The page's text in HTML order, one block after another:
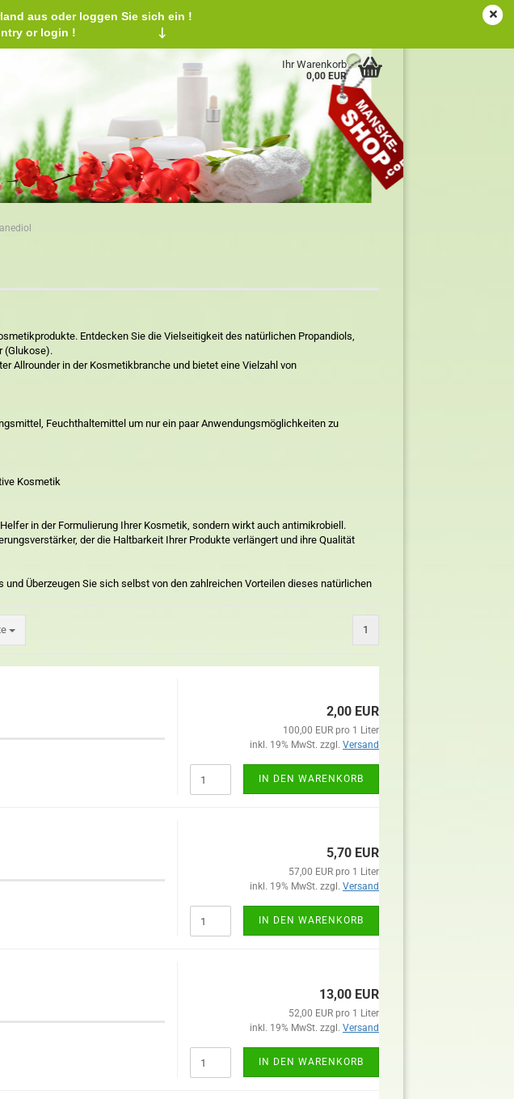
Ihr Warenkorb
0,00 EUR
aus oder loggen Sie sich ein !
country or login !
↓
Entdecken Sie die Vielseitigkeit des natürlichen Propandiols,
(Glukose).
Allrounder in der Kosmetikbranche und bietet eine Vielzahl von
Feuchthaltemittel um nur ein paar Anwendungsmöglichkeiten zu
Kosmetik
in der Formulierung Ihrer Kosmetik, sondern wirkt auch antimikrobiell.
der die Haltbarkeit Ihrer Produkte verlängert und ihre Qualität
Überzeugen Sie sich selbst von den zahlreichen Vorteilen dieses natürlichen
1
2,00 EUR
100,00 EUR pro 1 Liter
inkl. 19% MwSt. zzgl. Versand
IN DEN WARENKORB
5,70 EUR
57,00 EUR pro 1 Liter
inkl. 19% MwSt. zzgl. Versand
IN DEN WARENKORB
13,00 EUR
52,00 EUR pro 1 Liter
inkl. 19% MwSt. zzgl. Versand
IN DEN WARENKORB